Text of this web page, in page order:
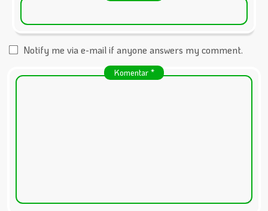
Notify me via e-mail if anyone answers my comment.
Komentar *